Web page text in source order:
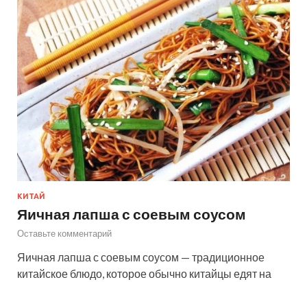
КИТАЙ
Яичная лапша с соевым соусом
Оставьте комментарий
Яичная лапша с соевым соусом — традиционное
китайское блюдо, которое обычно китайцы едят на